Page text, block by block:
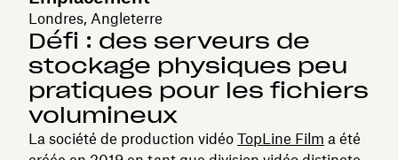
Londres, Angleterre
Défi : des serveurs de
stockage physiques peu
pratiques pour les fichiers
volumineux
La société de production vidéo TopLine Film a été